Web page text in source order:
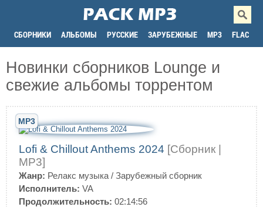
СБОРНИКИ АЛЬБОМЫ РУССКИЕ ЗАРУБЕЖНЫЕ MP3 FLAC
Новинки сборников Lounge и
свежие альбомы торрентом
MP3
Lofi & Chillout Anthems 2024 [Сборник |
MP3]
Жанр: Релакс музыка / Зарубежный сборник
Исполнитель: VA
Продолжительность: 02:14:56